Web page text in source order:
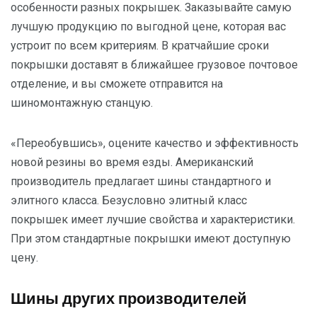
особенности разных покрышек. Заказывайте самую
лучшую продукцию по выгодной цене, которая вас
устроит по всем критериям. В кратчайшие сроки
покрышки доставят в ближайшее грузовое почтовое
отделение, и вы сможете отправится на
шиномонтажную станцую.
«Переобувшись», оцените качество и эффективность
новой резины во время езды. Американский
производитель предлагает шины стандартного и
элитного класса. Безусловно элитный класс
покрышек имеет лучшие свойства и характеристики.
При этом стандартные покрышки имеют доступную
цену.
Шины других производителей